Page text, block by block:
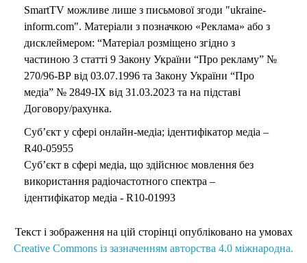
SmartTV можливе лише з письмової згоди "ukraine-
inform.com". Матеріали з позначкою «Реклама» або з
дисклеймером: “Матеріал розміщено згідно з
частиною 3 статті 9 Закону України “Про рекламу” №
270/96-ВР від 03.07.1996 та Закону України “Про
медіа” № 2849-IX від 31.03.2023 та на підставі
Договору/рахунка.
Суб’єкт у сфері онлайн-медіа; ідентифікатор медіа –
R40-05955
Суб’єкт в сфері медіа, що здійснює мовлення без
використання радіочастотного спектра –
ідентифікатор медіа - R10-01993
Текст і зображення на цій сторінці опубліковано на умовах
Creative Commons із зазначенням авторства 4.0 міжнародна.